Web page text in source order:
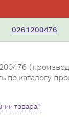
0261200476
по каталогу
товара?